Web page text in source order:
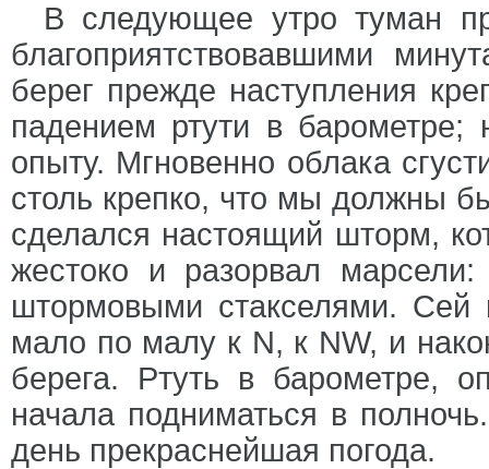
В следующее утро туман
благоприятствовавшими
берег прежде наступления
падением ртути в
опыту. Мгновенно облака
столь крепко, что мы должны
сделался настоящий шторм,
жестоко и разорвал
штормовыми стакселями.
мало по малу к N, к NW, и
берега. Ртуть в барометре,
начала подниматься в
день прекраснейшая погода.